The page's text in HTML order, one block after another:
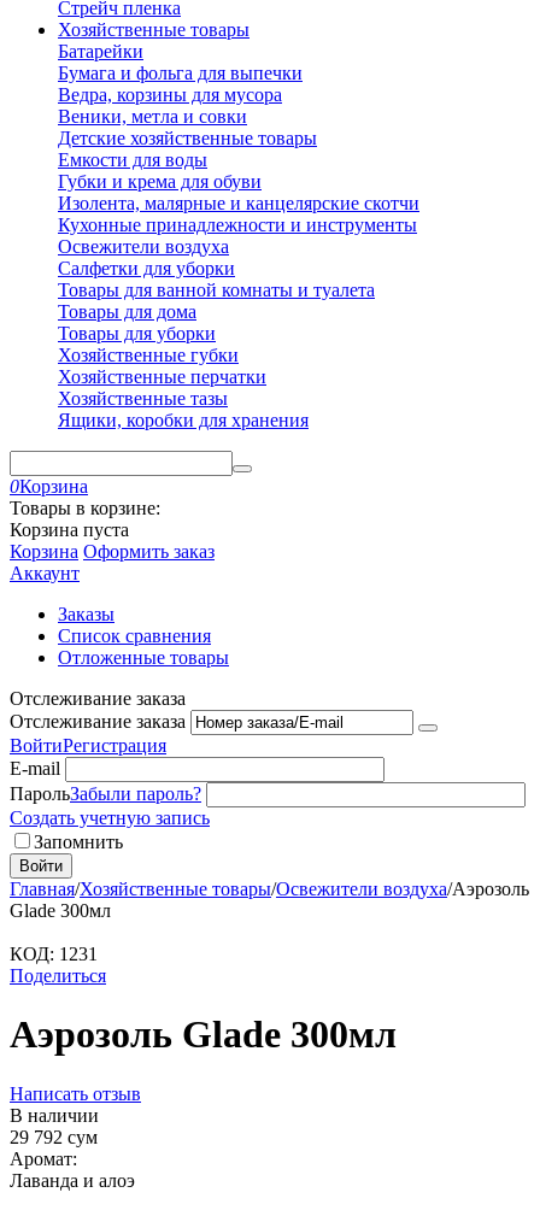
Стрейч пленка
Хозяйственные товары
Батарейки
Бумага и фольга для выпечки
Ведра, корзины для мусора
Веники, метла и совки
Детские хозяйственные товары
Емкости для воды
Губки и крема для обуви
Изолента, малярные и канцелярские скотчи
Кухонные принадлежности и инструменты
Освежители воздуха
Салфетки для уборки
Товары для ванной комнаты и туалета
Товары для дома
Товары для уборки
Хозяйственные губки
Хозяйственные перчатки
Хозяйственные тазы
Ящики, коробки для хранения
0Корзина
Товары в корзине:
Корзина пуста
Корзина Оформить заказ
Аккаунт
Заказы
Список сравнения
Отложенные товары
Отслеживание заказа
Отслеживание заказа
ВойтиРегистрация
E-mail
ПарольЗабыли пароль?
Создать учетную запись
Запомнить
Войти
Главная/Хозяйственные товары/Освежители воздуха/Аэрозоль
Glade 300мл
КОД: 1231
Поделиться
Аэрозоль Glade 300мл
Написать отзыв
В наличии
29 792 сум
Аромат:
Лаванда и алоэ